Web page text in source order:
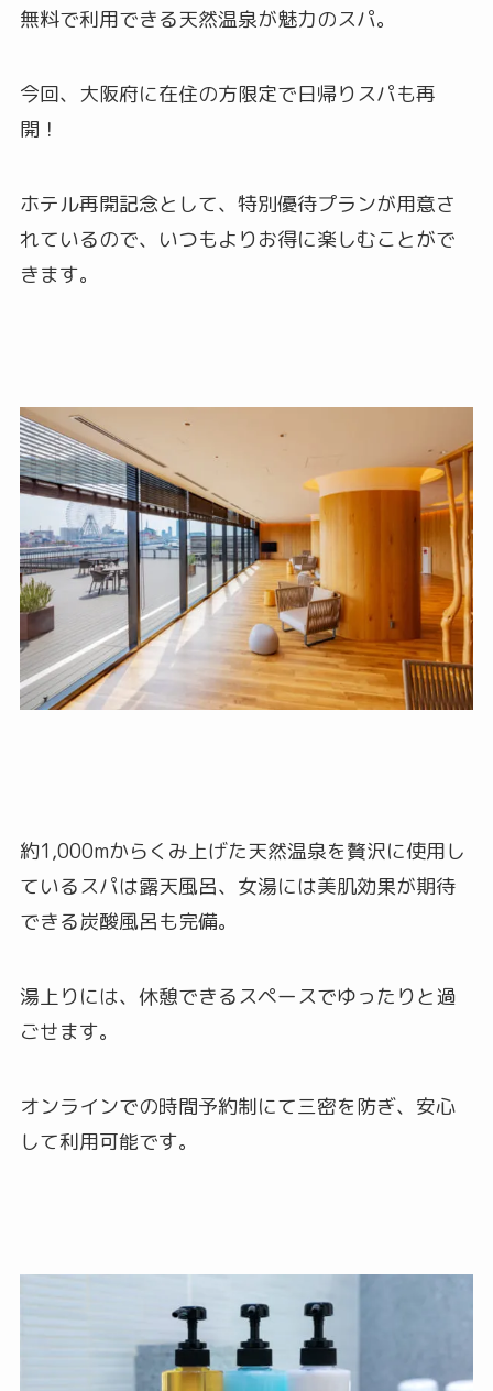
無料で利用できる天然温泉が魅力のスパ。
今回、大阪府に在住の方限定で日帰りスパも再
開！
ホテル再開記念として、特別優待プランが用意さ
れているので、いつもよりお得に楽しむことがで
きます。
約1,000mからくみ上げた天然温泉を贅沢に使用し
ているスパは露天風呂、女湯には美肌効果が期待
できる炭酸風呂も完備。
湯上りには、休憩できるスペースでゆったりと過
ごせます。
オンラインでの時間予約制にて三密を防ぎ、安心
して利用可能です。